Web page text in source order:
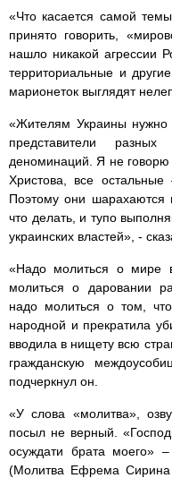
«Что касается самой
принято говорить,
нашло никакой агрессии
территориальные и
марионеток выглядят
«Жителям Украины нужно
представители разных
деноминаций. Я не говорю
Христова, все остальные
Поэтому они шарахаются
что делать, и тупо
украинских властей», -
«Надо молиться о мире
молиться о даровании
надо молиться о том,
народной и прекратила
вводила в нищету всю
гражданскую
подчеркнул он.
«У слова «молитва»,
посыл не верный.
осуждати брата моего»
(Молитва Ефрема